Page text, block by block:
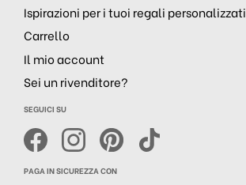
Ispirazioni per i tuoi regali personalizzati
Carrello
Il mio account
Sei un rivenditore?
SEGUICI SU
PAGA IN SICUREZZA CON